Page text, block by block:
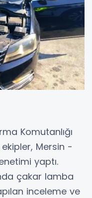
Komutanlığı
Mersin -
yaptı.
çakar lamba
inceleme ve